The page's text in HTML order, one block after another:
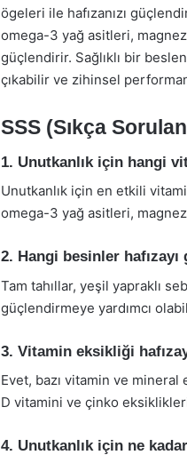
ögeleri ile hafızanızı
omega-3 yağ asitleri,
güçlendirir. Sağlıklı bir
çıkabilir ve zihinsel
SSS (Sıkça
1. Unutkanlık için hangi
Unutkanlık için en etkili
omega-3 yağ asitleri,
2. Hangi besinler
Tam tahıllar, yeşil yapraklı
güçlendirmeye yardımcı
3. Vitamin eksikliği
Evet, bazı vitamin ve
D vitamini ve çinko
4. Unutkanlık için ne